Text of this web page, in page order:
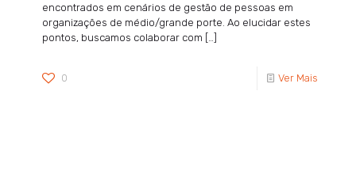
encontrados em cenários de gestão de pessoas em
organizações de médio/grande porte. Ao elucidar estes
pontos, buscamos colaborar com […]
0 Ver Mais